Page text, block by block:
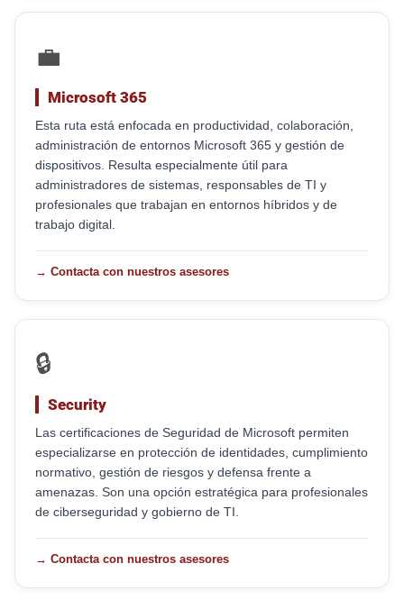
💼
Microsoft 365
Esta ruta está enfocada en productividad, colaboración,
administración de entornos Microsoft 365 y gestión de
dispositivos. Resulta especialmente útil para
administradores de sistemas, responsables de TI y
profesionales que trabajan en entornos híbridos y de
trabajo digital.
→ Contacta con nuestros asesores
🔒
Security
Las certificaciones de Seguridad de Microsoft permiten
especializarse en protección de identidades, cumplimiento
normativo, gestión de riesgos y defensa frente a
amenazas. Son una opción estratégica para profesionales
de ciberseguridad y gobierno de TI.
→ Contacta con nuestros asesores